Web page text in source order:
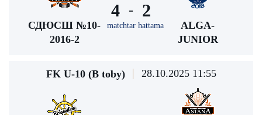
СДЮСШ №10-
2016-2
4 -
matchtar hattama
2
ALGA-
JUNIOR
FK U-10 (В toby) 28.10.2025 11:55